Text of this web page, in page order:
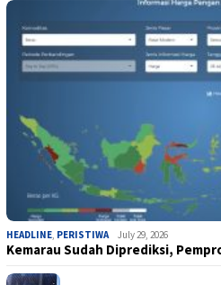
HEADLINE, PERISTIWA July 29, 2026
Kemarau Sudah Diprediksi,